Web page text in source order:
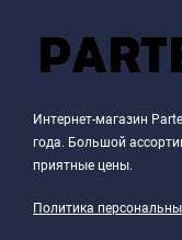
Интернет-магазин
года. Большой
приятные цены.
Политика